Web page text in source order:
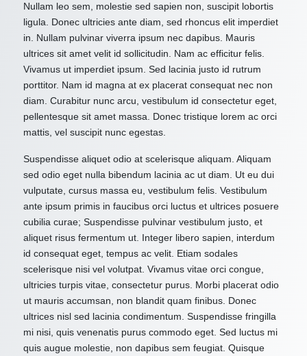
Nullam leo sem, molestie sed sapien non, suscipit lobortis
ligula. Donec ultricies ante diam, sed rhoncus elit imperdiet
in. Nullam pulvinar viverra ipsum nec dapibus. Mauris
ultrices sit amet velit id sollicitudin. Nam ac efficitur felis.
Vivamus ut imperdiet ipsum. Sed lacinia justo id rutrum
porttitor. Nam id magna at ex placerat consequat nec non
diam. Curabitur nunc arcu, vestibulum id consectetur eget,
pellentesque sit amet massa. Donec tristique lorem ac orci
mattis, vel suscipit nunc egestas.
Suspendisse aliquet odio at scelerisque aliquam. Aliquam
sed odio eget nulla bibendum lacinia ac ut diam. Ut eu dui
vulputate, cursus massa eu, vestibulum felis. Vestibulum
ante ipsum primis in faucibus orci luctus et ultrices posuere
cubilia curae; Suspendisse pulvinar vestibulum justo, et
aliquet risus fermentum ut. Integer libero sapien, interdum
id consequat eget, tempus ac velit. Etiam sodales
scelerisque nisi vel volutpat. Vivamus vitae orci congue,
ultricies turpis vitae, consectetur purus. Morbi placerat odio
ut mauris accumsan, non blandit quam finibus. Donec
ultrices nisl sed lacinia condimentum. Suspendisse fringilla
mi nisi, quis venenatis purus commodo eget. Sed luctus mi
quis augue molestie, non dapibus sem feugiat. Quisque